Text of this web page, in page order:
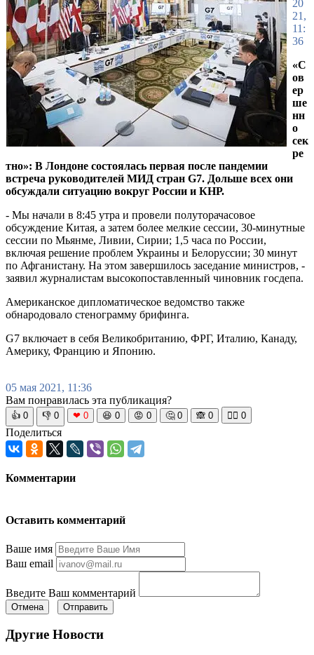
20
21,
11:
36
«С
ов
ер
ше
нн
о
сек
ре
тно»: В Лондоне состоялась первая после пандемии
встреча руководителей МИД стран G7. Дольше всех они
обсуждали ситуацию вокруг России и КНР.
- Мы начали в 8:45 утра и провели полуторачасовое
обсуждение Китая, а затем более мелкие сессии, 30-минутные
сессии по Мьянме, Ливии, Сирии; 1,5 часа по России,
включая решение проблем Украины и Белоруссии; 30 минут
по Афганистану. На этом завершилось заседание министров, -
заявил журналистам высокопоставленный чиновник госдепа.
Американское дипломатическое ведомство также
обнародовало стенограмму брифинга.
G7 включает в себя Великобританию, ФРГ, Италию, Канаду,
Америку, Францию и Японию.
05 мая 2021, 11:36
Вам понравилась эта публикация?
👍 0 👎 0 ❤ 0 😆 0 😡 0 🤔 0 🙈 0 🧘‍♀️ 0
Поделиться
Комментарии
Оставить комментарий
Ваше имя
Ваш email
Введите Ваш комментарий
Отмена Отправить
Другие Новости